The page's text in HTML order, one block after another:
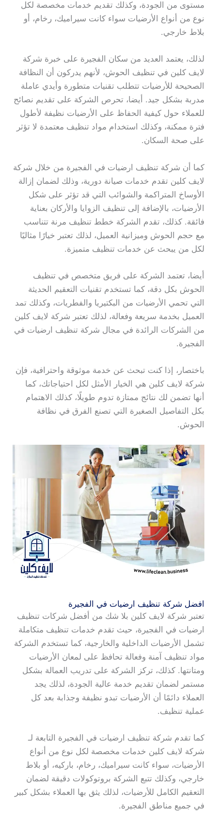
مستوى من الجودة، وكذلك تقديم خدمات مخصصة لكل
نوع من أنواع الأرضيات سواء كانت سيراميك، رخام، أو
بلاط خارجي.
لذلك، يعتمد العديد من سكان الفجيرة على خبرة شركة
لايف كلين في تنظيف الحوش، لأنهم يدركون أن النظافة
الصحيحة للأرضيات تتطلب تقنيات متطورة وأيدي عاملة
مدربة بشكل جيد. أيضا، تحرص الشركة على تقديم نصائح
للعملاء حول كيفية الحفاظ على الأرضيات نظيفة لأطول
فترة ممكنة، وكذلك استخدام مواد تنظيف معتمدة لا تؤثر
على صحة السكان.
كما أن شركة تنظيف ارضيات في الفجيرة من خلال شركة
لايف كلين تقدم خدمات صيانة دورية، وذلك لضمان إزالة
الأوساخ المتراكمة والشوائب التي قد تؤثر على شكل
الأرضيات، بالإضافة إلى تنظيف الزوايا والأركان بعناية
فائقة. كذلك، تقدم الشركة خطط تنظيف مرنة تتناسب
مع حجم الحوش وميزانية العميل، لذلك تعتبر خيارًا مثاليًا
لكل من يبحث عن خدمات تنظيف متميزة.
أيضا، تعتمد الشركة على فريق متخصص في تنظيف
الحوش بكل دقة، كما تستخدم تقنيات التعقيم الحديثة
التي تحمي الأرضيات من البكتيريا والفطريات، وكذلك تمد
العميل بخدمة سريعة وفعالة، لذلك تعتبر شركة لايف كلين
من الشركات الرائدة في مجال شركة تنظيف ارضيات في
الفجيرة.
باختصار، إذا كنت تبحث عن خدمة موثوقة واحترافية، فإن
شركة لايف كلين هي الخيار الأمثل لكل احتياجاتك، كما
أنها تضمن لك نتائج ممتازة تدوم طويلًا، كذلك الاهتمام
بكل التفاصيل الصغيرة التي تصنع الفرق في نظافة
الحوش.
افضل شركة تنظيف ارضيات في الفجيرة
تعتبر شركة لايف كلين بلا شك من أفضل شركات تنظيف
ارضيات في الفجيرة، حيث تقدم خدمات تنظيف متكاملة
تشمل الأرضيات الداخلية والخارجية، كما تستخدم الشركة
مواد تنظيف آمنة وفعالة تحافظ على لمعان الأرضيات
ومتانتها. كذلك، تركز الشركة على تدريب العمالة بشكل
مستمر لضمان تقديم خدمة عالية الجودة، لذلك يجد
العملاء دائمًا أن الأرضيات تبدو نظيفة وجذابة بعد كل
عملية تنظيف.
كما تقدم شركة تنظيف ارضيات في الفجيرة التابعة لـ
شركة لايف كلين خدمات مخصصة لكل نوع من أنواع
الأرضيات، سواء كانت سيراميك، رخام، باركيه، أو بلاط
خارجي، وكذلك تتبع الشركة بروتوكولات دقيقة لضمان
التعقيم الكامل للأرضيات، لذلك يثق بها العملاء بشكل كبير
في جميع مناطق الفجيرة.